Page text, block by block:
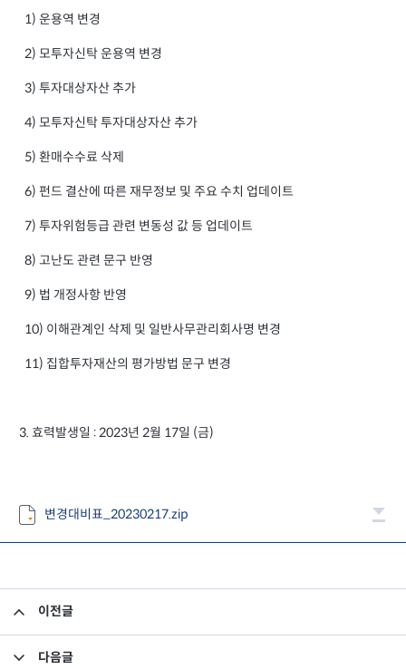
1) 운용역 변경
2) 모투자신탁 운용역 변경
3) 투자대상자산 추가
4) 모투자신탁 투자대상자산 추가
5) 환매수수료 삭제
6) 펀드 결산에 따른 재무정보 및 주요 수치 업데이트
7) 투자위험등급 관련 변동성 값 등 업데이트
8) 고난도 관련 문구 반영
9) 법 개정사항 반영
10) 이해관계인 삭제 및 일반사무관리회사명 변경
11) 집합투자재산의 평가방법 문구 변경
3. 효력발생일 : 2023년 2월 17일 (금)
변경대비표_20230217.zip
이전글
다음글